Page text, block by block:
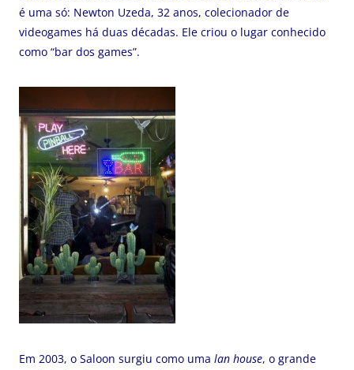
é uma só: Newton Uzeda, 32 anos, colecionador de
videogames há duas décadas. Ele criou o lugar conhecido
como “bar dos games”.
Em 2003, o Saloon surgiu como uma lan house, o grande